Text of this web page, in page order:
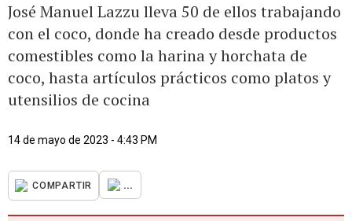
José Manuel Lazzu lleva 50 de ellos trabajando
con el coco, donde ha creado desde productos
comestibles como la harina y horchata de
coco, hasta artículos prácticos como platos y
utensilios de cocina
14 de mayo de 2023 - 4:43 PM
COMPARTIR ...